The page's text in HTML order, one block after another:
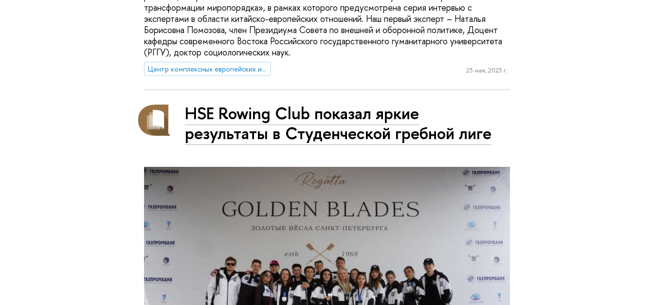
трансформации миропорядка», в рамках которого предусмотрена серия интервью с
экспертами в области китайско-европейских отношений. Наш первый эксперт – Наталья
Борисовна Помозова, член Президиума Совета по внешней и оборонной политике, Доцент
кафедры современного Востока Российского государственного гуманитарного университета
(РГГУ), доктор социологических наук.
Центр комплексных европейских и международных исследований (ЦКЕМИ) 23 мая, 2023 г.
HSE Rowing Club показал яркие
результаты в Студенческой гребной лиге